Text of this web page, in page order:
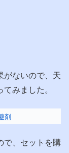
がないので、天
みました。
で、セットを購